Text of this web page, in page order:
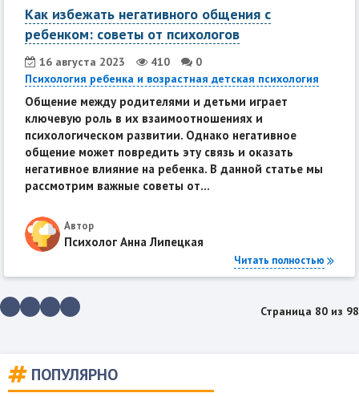
ПОПУЛЯРНО
Как избежать негативного общения с
ребенком: советы от психологов
16 августа 2023 410
0
Психология ребенка и возрастная детская психология
Общение между родителями и детьми играет
ключевую роль в их взаимоотношениях и
психологическом развитии. Однако негативное
общение может повредить эту связь и оказать
негативное влияние на ребенка. В данной статье мы
рассмотрим важные советы от...
Автор
Психолог Анна Липецкая
Читать полностью
Страница 80 из 98